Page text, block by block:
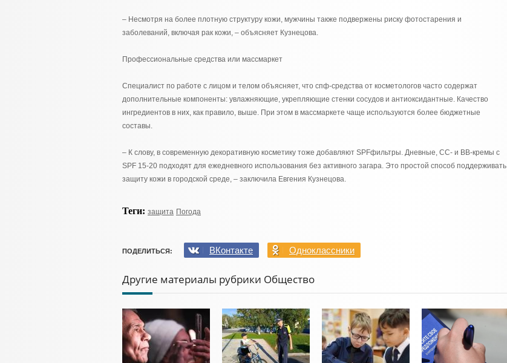
– Несмотря на более плотную структуру кожи, мужчины также подвержены риску фотостарения и
заболеваний, включая рак кожи, – объясняет Кузнецова.
Профессиональные средства или массмаркет
Специалист по работе с лицом и телом объясняет, что спф-средства от косметологов часто содержат
дополнительные компоненты: увлажняющие, укрепляющие стенки сосудов и антиоксидантные. Качество
ингредиентов в них, как правило, выше. При этом в массмаркете чаще используются более бюджетные
составы.
– К слову, в современную декоративную косметику тоже добавляют SPFфильтры. Дневные, СС- и ВВ-кремы с
SPF 15-20 подходят для ежедневного использования без активного загара. Это простой способ поддерживать
защиту кожи в городской среде, – заключила Евгения Кузнецова.
Теги: защита Погода
ПОДЕЛИТЬСЯ: ВКонтакте Одноклассники
Другие материалы рубрики Общество